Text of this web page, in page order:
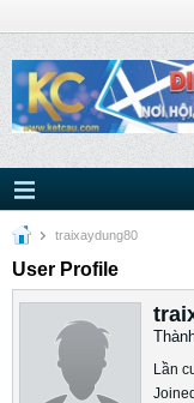
traixaydung80
User Profile
Lần